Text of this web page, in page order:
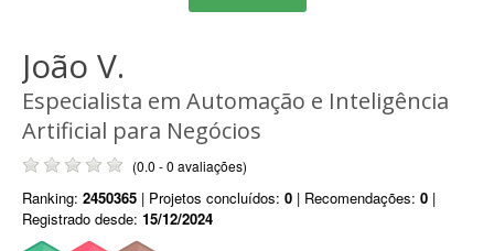
João V.
Especialista em Automação e Inteligência
Artificial para Negócios
(0.0 - 0 avaliações)
Ranking: 2450365 | Projetos concluídos: 0 | Recomendações: 0 |
Registrado desde: 15/12/2024